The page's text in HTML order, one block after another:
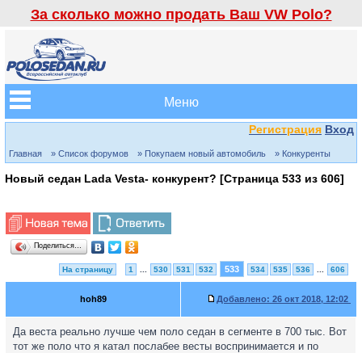
За сколько можно продать Ваш VW Polo?
Меню
Регистрация Вход
Главная » Список форумов » Покупаем новый автомобиль » Конкуренты
Новый седан Lada Vesta- конкурент? [Страница 533 из 606]
Поделиться…
На страницу 1 530 531 532 533 534 535 536 606
hoh89 Добавлено: 26 окт 2018, 12:02
Да веста реально лучше чем поло седан в сегменте в 700 тыс. Вот
тот же поло что я катал послабее весты воспринимается и по